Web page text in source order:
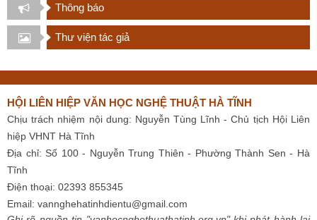
Thông báo
Thư viện tác giả
HỘI LIÊN HIỆP VĂN HỌC NGHỆ THUẬT HÀ TĨNH
Chịu trách nhiệm nội dung: Nguyễn Tùng Lĩnh - Chủ tịch Hội Liên
hiệp VHNT Hà Tĩnh
Địa chỉ: Số 100 - Nguyễn Trung Thiên - Phường Thành Sen - Hà
Tĩnh
Điện thoại: 02393 855345
Email: vannghehatinhdientu@gmail.com